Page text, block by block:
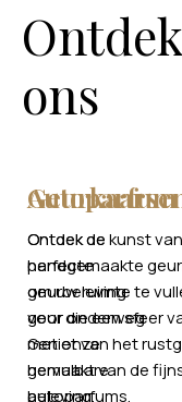
Ontdek
ons
Autoparfum
Ontdek de
perfecte
geurbeleving
voor onderweg
met onze
hervulbare
autoparfums.
Ontdek de kunst
handgemaakte
om uw ruimte te
geur die een sfeer
Geniet van het
gemaakt van de
beleving.